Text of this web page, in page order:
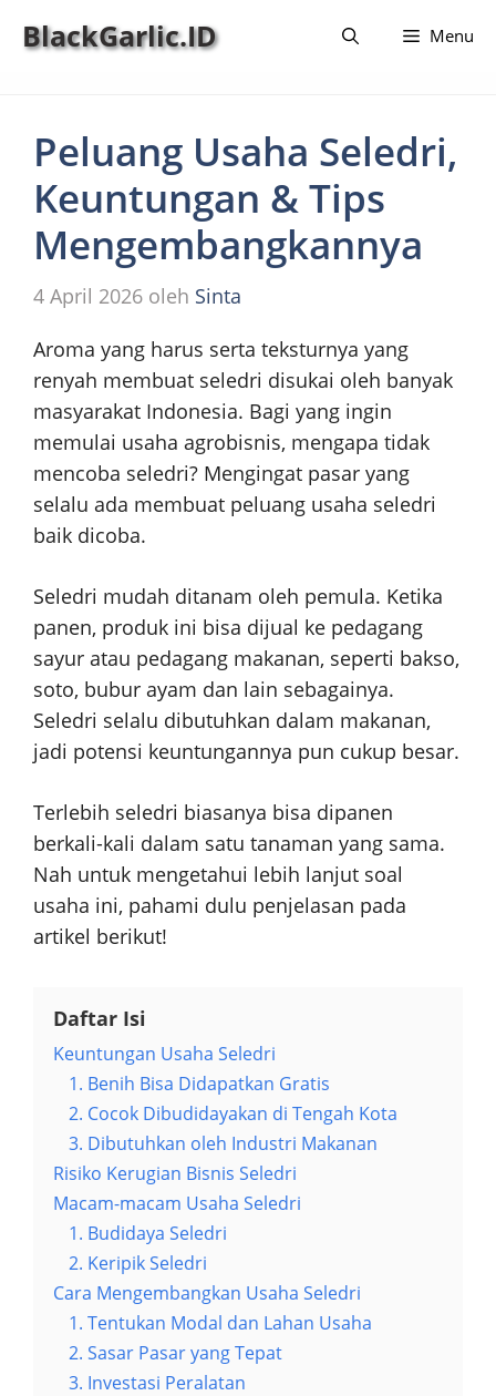
BlackGarlic.ID Menu
Peluang Usaha Seledri,
Keuntungan & Tips
Mengembangkannya
4 April 2026 oleh Sinta
Aroma yang harus serta teksturnya yang
renyah membuat seledri disukai oleh banyak
masyarakat Indonesia. Bagi yang ingin
memulai usaha agrobisnis, mengapa tidak
mencoba seledri? Mengingat pasar yang
selalu ada membuat peluang usaha seledri
baik dicoba.
Seledri mudah ditanam oleh pemula. Ketika
panen, produk ini bisa dijual ke pedagang
sayur atau pedagang makanan, seperti bakso,
soto, bubur ayam dan lain sebagainya.
Seledri selalu dibutuhkan dalam makanan,
jadi potensi keuntungannya pun cukup besar.
Terlebih seledri biasanya bisa dipanen
berkali-kali dalam satu tanaman yang sama.
Nah untuk mengetahui lebih lanjut soal
usaha ini, pahami dulu penjelasan pada
artikel berikut!
Daftar Isi
Keuntungan Usaha Seledri
1. Benih Bisa Didapatkan Gratis
2. Cocok Dibudidayakan di Tengah Kota
3. Dibutuhkan oleh Industri Makanan
Risiko Kerugian Bisnis Seledri
Macam-macam Usaha Seledri
1. Budidaya Seledri
2. Keripik Seledri
Cara Mengembangkan Usaha Seledri
1. Tentukan Modal dan Lahan Usaha
2. Sasar Pasar yang Tepat
3. Investasi Peralatan